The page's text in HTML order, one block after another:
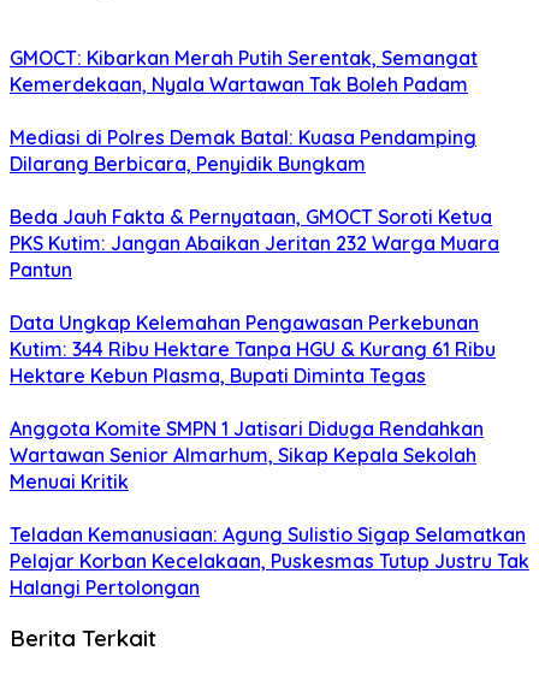
GMOCT: Kibarkan Merah Putih Serentak, Semangat
Kemerdekaan, Nyala Wartawan Tak Boleh Padam
Mediasi di Polres Demak Batal: Kuasa Pendamping
Dilarang Berbicara, Penyidik Bungkam
Beda Jauh Fakta & Pernyataan, GMOCT Soroti Ketua
PKS Kutim: Jangan Abaikan Jeritan 232 Warga Muara
Pantun
Data Ungkap Kelemahan Pengawasan Perkebunan
Kutim: 344 Ribu Hektare Tanpa HGU & Kurang 61 Ribu
Hektare Kebun Plasma, Bupati Diminta Tegas
Anggota Komite SMPN 1 Jatisari Diduga Rendahkan
Wartawan Senior Almarhum, Sikap Kepala Sekolah
Menuai Kritik
Teladan Kemanusiaan: Agung Sulistio Sigap Selamatkan
Pelajar Korban Kecelakaan, Puskesmas Tutup Justru Tak
Halangi Pertolongan
Berita Terkait